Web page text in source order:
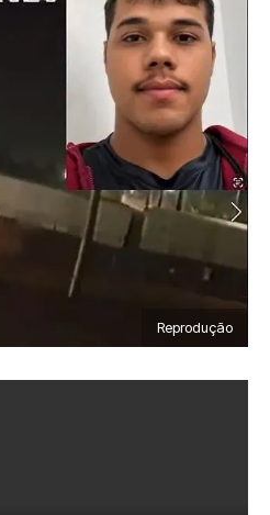
Reprodução